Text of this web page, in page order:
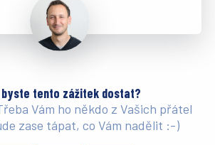
byste tento zážitek dostat?
Vám ho někdo z Vašich přátel
zase tápat, co Vám nadělit :-)